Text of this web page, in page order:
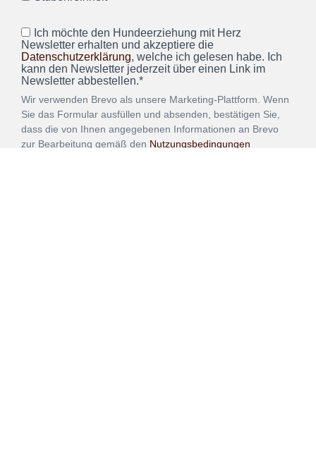
Ich möchte den Hundeerziehung mit Herz
Newsletter erhalten und akzeptiere die
Datenschutzerklärung, welche ich gelesen habe. Ich
kann den Newsletter jederzeit über einen Link im
Newsletter abbestellen.*
Wir verwenden Brevo als unsere Marketing-Plattform. Wenn
Sie das Formular ausfüllen und absenden, bestätigen Sie,
dass die von Ihnen angegebenen Informationen an Brevo
zur Bearbeitung gemäß den Nutzungsbedingungen